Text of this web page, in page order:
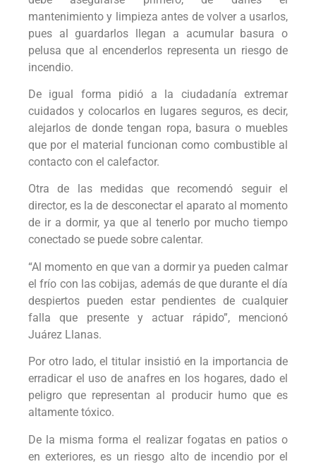
mantenimiento y limpieza antes de volver a usarlos,
pues al guardarlos llegan a acumular basura o
pelusa que al encenderlos representa un riesgo de
incendio.
De igual forma pidió a la ciudadanía extremar
cuidados y colocarlos en lugares seguros, es decir,
alejarlos de donde tengan ropa, basura o muebles
que por el material funcionan como combustible al
contacto con el calefactor.
Otra de las medidas que recomendó seguir el
director, es la de desconectar el aparato al momento
de ir a dormir, ya que al tenerlo por mucho tiempo
conectado se puede sobre calentar.
“Al momento en que van a dormir ya pueden calmar
el frío con las cobijas, además de que durante el día
despiertos pueden estar pendientes de cualquier
falla que presente y actuar rápido”, mencionó
Juárez Llanas.
Por otro lado, el titular insistió en la importancia de
erradicar el uso de anafres en los hogares, dado el
peligro que representan al producir humo que es
altamente tóxico.
De la misma forma el realizar fogatas en patios o
en exteriores, es un riesgo alto de incendio por el